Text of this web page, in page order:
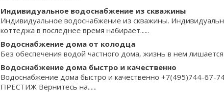
Индивидуальное водоснабжение из скважины
Индивидуальное водоснабжение из скважины.
коттеджа в последнее время набирает......
Водоснабжение дома от колодца
Без обеспечения водой частного дома, жизнь в нем лишается
Водоснабжение дома быстро и качественно
Водоснабжение дома быстро и качественно +7(495)744-
ПРЕСТИЖ Вернитесь на......